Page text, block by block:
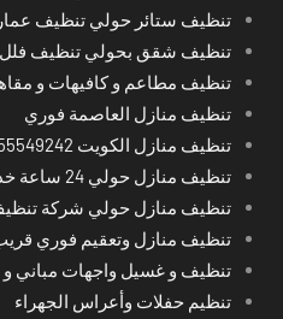
تنظيف ستائر حولي تنظيف
تنظيف شقق بحولي تنظيف
تنظيف مطاعم و كافيهات و
تنظيف منازل العاصمة فوري
تنظيف منازل الكويت 55549242
تنظيف منازل حولي 24 ساعة خدمة تنظيف المساجد في حولي
تنظيف منازل حولي شركة
تنظيف منازل وتعقيم فوري
تنظيف و غسيل واجهات مباني و
تنظيم حفلات وأعراس الجهراء